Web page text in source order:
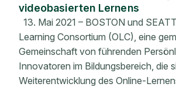
videobasierten Lernens
13. Mai 2021 – BOSTON und
Learning Consortium (OLC), eine
Gemeinschaft von führenden
Innovatoren im Bildungsbereich, die
Weiterentwicklung des Online-